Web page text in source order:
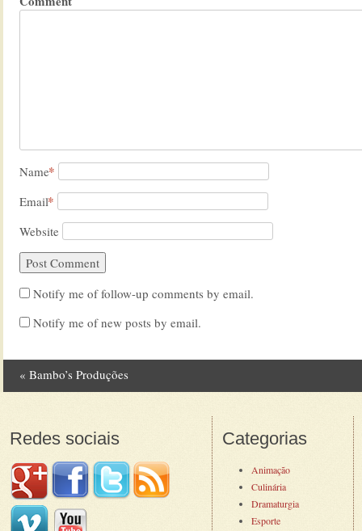
Name*
Email*
Website
Notify me of follow-up comments by email.
Notify me of new posts by email.
Post navigation
« Bambo’s Produções
Redes sociais Categorias
Animação
Culinária
Dramaturgia
Esporte